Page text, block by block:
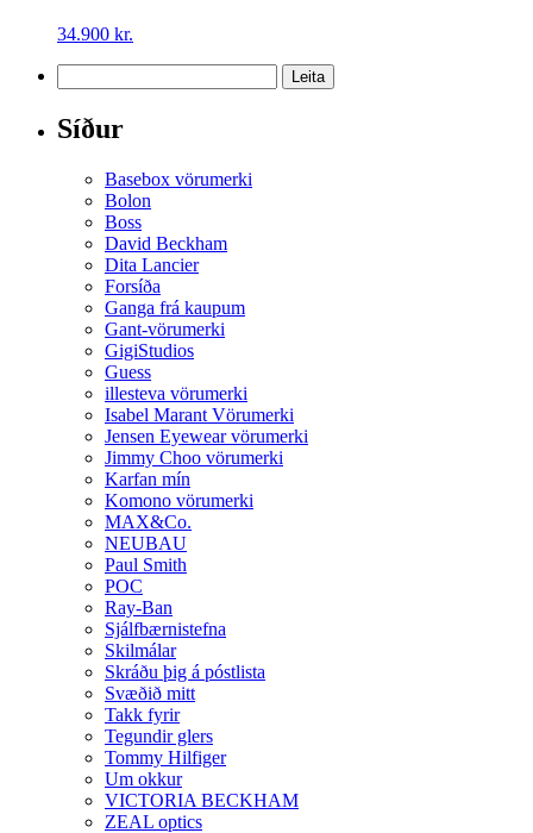
34.900 kr.
að:
Síður
Basebox vörumerki
Bolon
Boss
David Beckham
Dita Lancier
Forsíða
Ganga frá kaupum
Gant-vörumerki
GigiStudios
Guess
illesteva vörumerki
Isabel Marant Vörumerki
Jensen Eyewear vörumerki
Jimmy Choo vörumerki
Karfan mín
Komono vörumerki
MAX&Co.
NEUBAU
Paul Smith
POC
Ray-Ban
Sjálfbærnistefna
Skilmálar
Skráðu þig á póstlista
Svæðið mitt
Takk fyrir
Tegundir glers
Tommy Hilfiger
Um okkur
VICTORIA BECKHAM
ZEAL optics